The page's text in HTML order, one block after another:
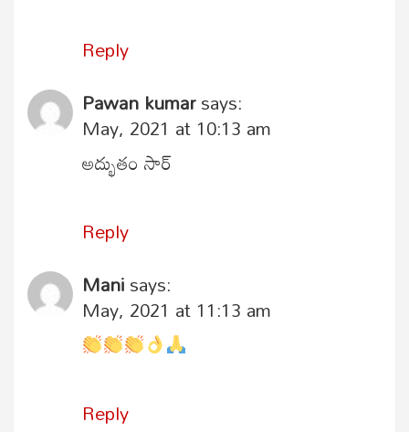
Reply
Pawan kumarsays:
May, 2021 at 10:13 am
అద్భుతం సార్
Reply
Manisays:
May, 2021 at 11:13 am
Reply